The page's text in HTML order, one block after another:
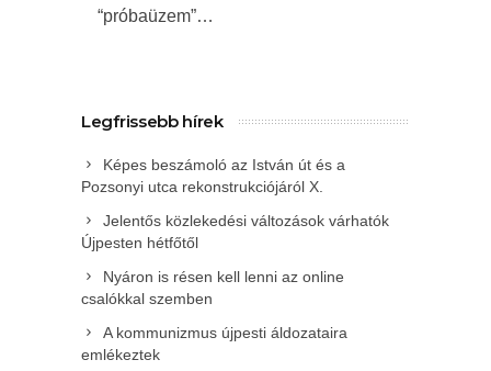
“próbaüzem”…
Legfrissebb hírek
Képes beszámoló az István út és a
Pozsonyi utca rekonstrukciójáról X.
Jelentős közlekedési változások várhatók
Újpesten hétfőtől
Nyáron is résen kell lenni az online
csalókkal szemben
A kommunizmus újpesti áldozataira
emlékeztek